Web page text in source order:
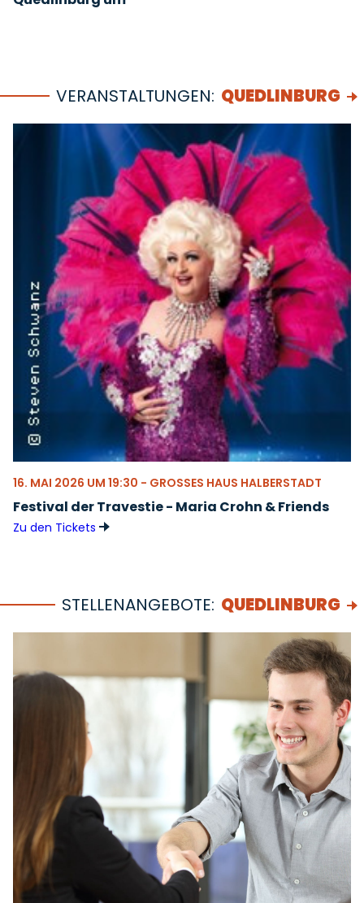
VERANSTALTUNGEN: QUEDLINBURG
16. MAI 2026 UM 19:30 - GROSSES HAUS HALBERSTADT
Festival der Travestie - Maria Crohn & Friends
Zu den Tickets
STELLENANGEBOTE: QUEDLINBURG